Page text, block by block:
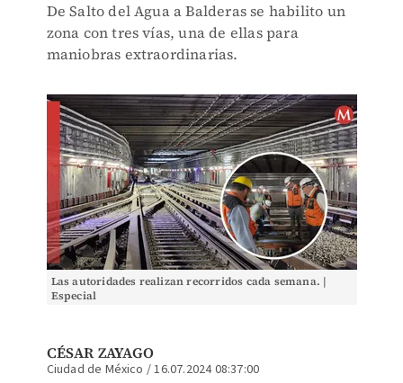
De Salto del Agua a Balderas se habilito un
zona con tres vías, una de ellas para
maniobras extraordinarias.
Las autoridades realizan recorridos cada semana. |
Especial
CÉSAR ZAYAGO
Ciudad de México /16.07.2024 08:37:00